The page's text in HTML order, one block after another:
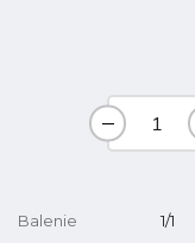
Balenie
1/1